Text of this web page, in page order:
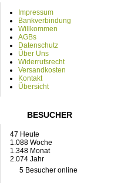
Impressum
Bankverbindung
Willkommen
AGBs
Datenschutz
Über Uns
Widerrufsrecht
Versandkosten
Kontakt
Übersicht
BESUCHER
47 Heute
1.088 Woche
1.348 Monat
2.074 Jahr
5 Besucher online